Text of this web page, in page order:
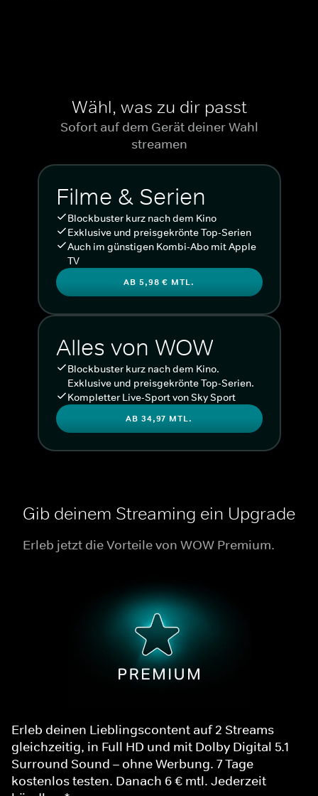
Wähl, was zu dir passt
Sofort auf dem Gerät deiner Wahl
streamen
Filme & Serien
Blockbuster kurz nach dem Kino
Exklusive und preisgekrönte Top-Serien
Auch im günstigen Kombi-Abo mit Apple
TV
AB 5,98 € MTL.
Alles von WOW
Blockbuster kurz nach dem Kino.
Exklusive und preisgekrönte Top-Serien.
Kompletter Live-Sport von Sky Sport
AB 34,97 MTL.
Gib deinem Streaming ein Upgrade
Erleb jetzt die Vorteile von WOW Premium.
Erleb deinen Lieblingscontent auf 2 Streams
gleichzeitig, in Full HD und mit Dolby Digital 5.1
Surround Sound – ohne Werbung. 7 Tage
kostenlos testen. Danach 6 € mtl. Jederzeit